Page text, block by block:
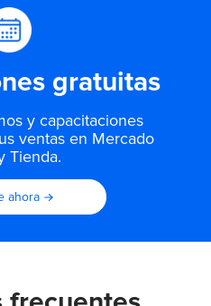
gratuitas
y capacitaciones
ventas en Mercado
Tienda.
ahora